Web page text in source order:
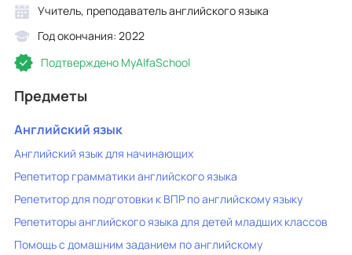
Учитель, преподаватель английского языка
Год окончания: 2022
Подтверждено MyAlfaSchool
Предметы
Английский язык
Английский язык для начинающих
Репетитор грамматики английского языка
Репетитор для подготовки к ВПР по английскому языку
Репетиторы английского языка для детей младших классов
Помощь с домашним заданием по английскому